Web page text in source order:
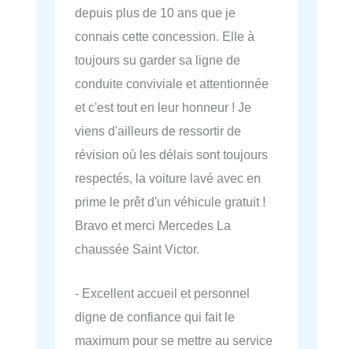
depuis plus de 10 ans que je
connais cette concession. Elle à
toujours su garder sa ligne de
conduite conviviale et attentionnée
et c'est tout en leur honneur ! Je
viens d'ailleurs de ressortir de
révision où les délais sont toujours
respectés, la voiture lavé avec en
prime le prêt d'un véhicule gratuit !
Bravo et merci Mercedes La
chaussée Saint Victor.
- Excellent accueil et personnel
digne de confiance qui fait le
maximum pour se mettre au service